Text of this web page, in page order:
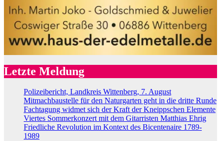
Letzte Meldung
Polizeibericht, Landkreis Wittenberg, 7. August
Mitmachbaustelle für den Naturgarten geht in die dritte Runde
Fachtagung widmet sich der Kraft der Kneippschen Elemente
Viertes Sommerkonzert mit dem Gitarristen Matthias Ehrig
Friedliche Revolution im Kontext des Bicentenaire 1789-
1989